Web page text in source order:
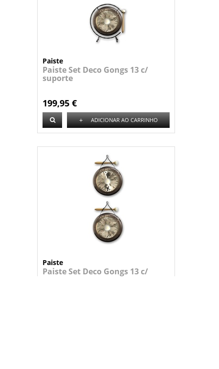
Paiste
Paiste Set Deco Gongs 13 c/
suporte
199,95 €
+ ADICIONAR AO CARRINHO
Paiste
Paiste Set Deco Gongs 13 c/